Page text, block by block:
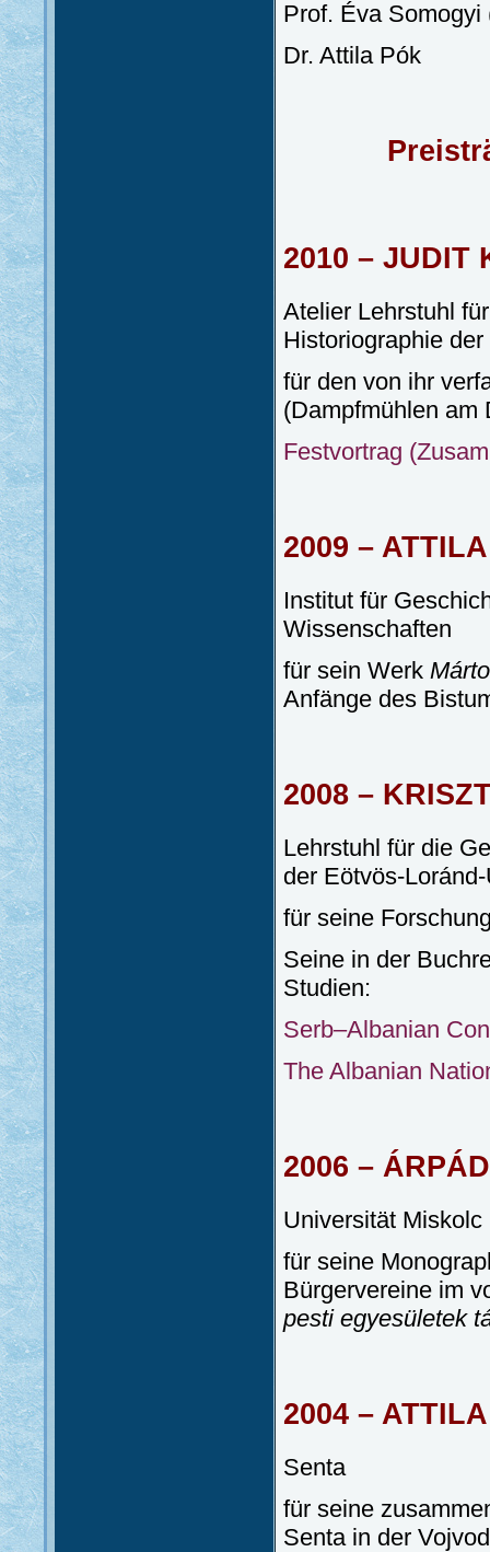
Prof. Éva Somogyi
Dr. Attila Pók
2010 – JUDIT
Atelier Lehrstuhl
Historiographie
für den von ihr
(Dampfmühlen am
Festvortrag
2009 –
Institut für
Wissenschaften
für sein Werk
Anfänge des
2008 –
Lehrstuhl für die
der Eötvös-
für seine
Seine in der
Studien:
Serb–Albanian
The Albanian
2006 –
Universität Miskolc
für seine
Bürgervereine im
pesti egyesületek
2004 –
Senta
für seine
Senta in der